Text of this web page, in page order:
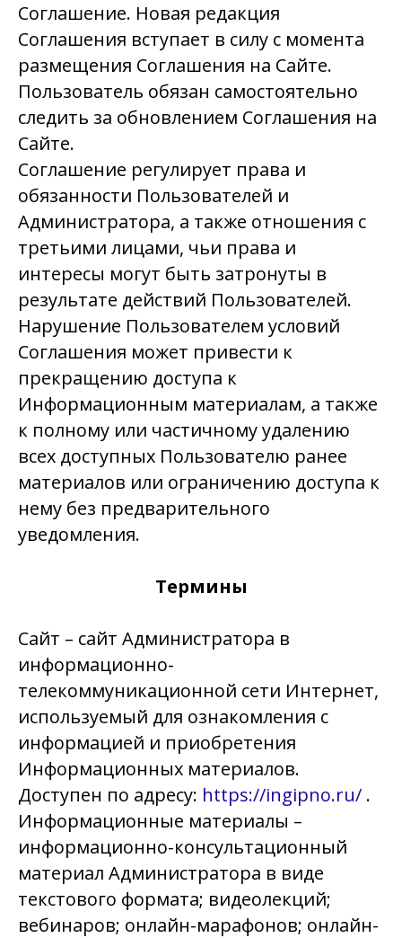
Соглашение. Новая редакция
Соглашения вступает в силу с момента
размещения Соглашения на Сайте.
Пользователь обязан самостоятельно
следить за обновлением Соглашения на
Сайте.
Соглашение регулирует права и
обязанности Пользователей и
Администратора, а также отношения с
третьими лицами, чьи права и
интересы могут быть затронуты в
результате действий Пользователей.
Нарушение Пользователем условий
Соглашения может привести к
прекращению доступа к
Информационным материалам, а также
к полному или частичному удалению
всех доступных Пользователю ранее
материалов или ограничению доступа к
нему без предварительного
уведомления.
Термины
Сайт – сайт Администратора в
информационно-
телекоммуникационной сети Интернет,
используемый для ознакомления с
информацией и приобретения
Информационных материалов.
Доступен по адресу: https://ingipno.ru/ .
Информационные материалы –
информационно-консультационный
материал Администратора в виде
текстового формата; видеолекций;
вебинаров; онлайн-марафонов; онлайн-